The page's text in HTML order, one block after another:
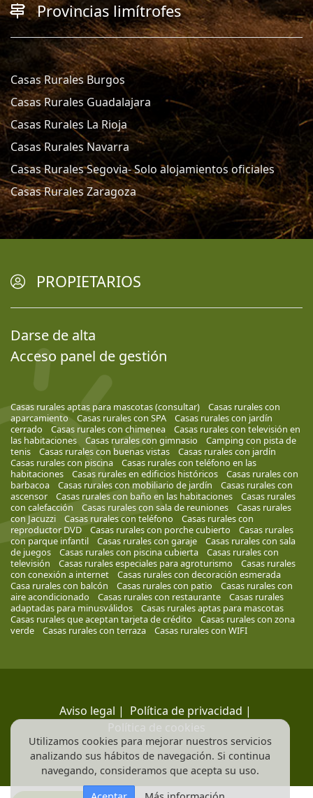
Provincias limítrofes
Casas Rurales Burgos
Casas Rurales Guadalajara
Casas Rurales La Rioja
Casas Rurales Navarra
Casas Rurales Segovia- Solo alojamientos oficiales
Casas Rurales Zaragoza
PROPIETARIOS
Darse de alta
Acceso panel de gestión
Casas rurales aptas para mascotas (consultar)
Casas rurales con
aparcamiento
Casas rurales con SPA
Casas rurales con jardín
cerrado
Casas rurales con chimenea
Casas rurales con televisión en
las habitaciones
Casas rurales con gimnasio
Camping con pista de
tenis
Casas rurales con buenas vistas
Casas rurales con jardín
Casas rurales con piscina
Casas rurales con teléfono en las
habitaciones
Casas rurales en edificios históricos
Casas rurales con
barbacoa
Casas rurales con mobiliario de jardín
Casas rurales con
ascensor
Casas rurales con baño en las habitaciones
Casas rurales
con calefacción
Casas rurales con sala de reuniones
Casas rurales
con Jacuzzi
Casas rurales con teléfono
Casas rurales con
reproductor DVD
Casas rurales con porche cubierto
Casas rurales
con parque infantil
Casas rurales con garaje
Casas rurales con sala
de juegos
Casas rurales con piscina cubierta
Casas rurales con
televisión
Casas rurales especiales para agroturismo
Casas rurales
con conexión a internet
Casas rurales con decoración esmerada
Casa rurales con balcón
Casas rurales con patio
Casas rurales con
aire acondicionado
Casas rurales con restaurante
Casas rurales
adaptadas para minusválidos
Casas rurales aptas para mascotas
Casas rurales que aceptan tarjeta de crédito
Casas rurales con zona
verde
Casas rurales con terraza Casas rurales con WIFI
Aviso legal | Política de privacidad |
Política de cookies
Utilizamos cookies para mejorar nuestros servicios
analizando sus hábitos de navegación. Si continua
navegando, consideramos que acepta su uso.